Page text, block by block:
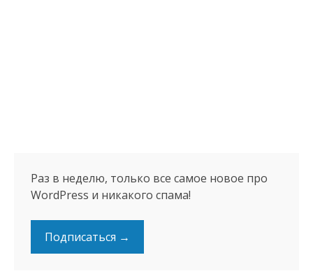
Раз в неделю, только все самое новое про
WordPress и никакого спама!
Подписаться →